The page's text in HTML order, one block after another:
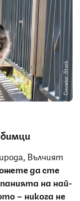
Снимка: iStock
Вълчият
да сте
на най-
– никога не